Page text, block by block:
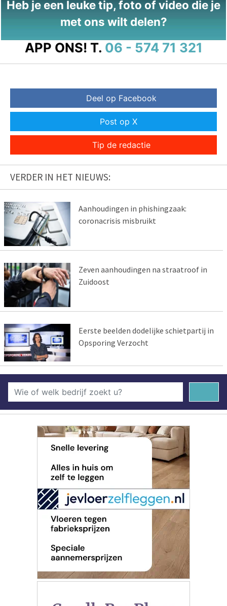
Heb je een leuke tip, foto of video die je
met ons wilt delen?
APP ONS! T. 06 - 574 71 321
Deel op Facebook
Post op X
Tip de redactie
VERDER IN HET NIEUWS:
Aanhoudingen in phishingzaak:
coronacrisis misbruikt
Zeven aanhoudingen na straatroof in
Zuidoost
Eerste beelden dodelijke schietpartij in
Opsporing Verzocht